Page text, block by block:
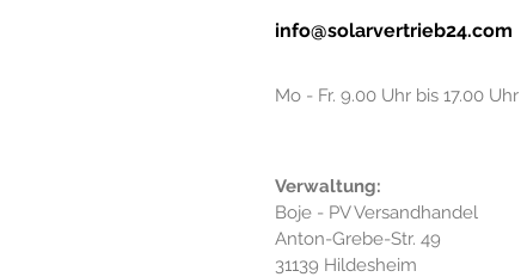
info@solarvertrieb24.com
Mo - Fr. 9.00 Uhr bis 17.00 Uhr
Verwaltung:
Boje - PV Versandhandel
Anton-Grebe-Str. 49
31139 Hildesheim